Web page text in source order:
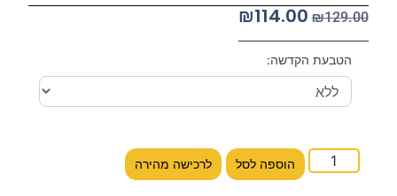
₪129.00
₪114.00
הטבעת הקדשה:
הוספה לסל לרכישה מהירה